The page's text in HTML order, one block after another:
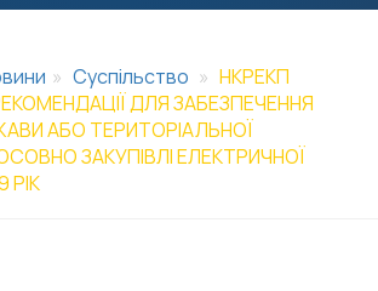
Суспільство
НКРЕКП
ДЛЯ ЗАБЕЗПЕЧЕННЯ
АБО ТЕРИТОРІАЛЬНОЇ
ЗАКУПІВЛІ ЕЛЕКТРИЧНОЇ
РІК